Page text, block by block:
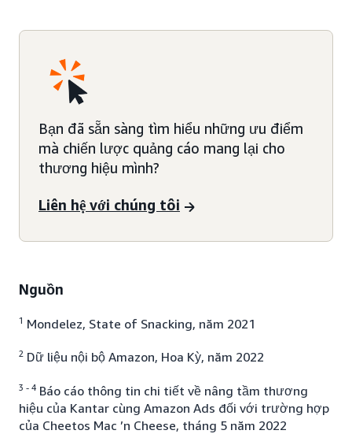
Bạn đã sẵn sàng tìm hiểu những ưu điểm
mà chiến lược quảng cáo mang lại cho
thương hiệu mình?
Liên hệ với chúng tôi
Nguồn
1 Mondelez, State of Snacking, năm 2021
2 Dữ liệu nội bộ Amazon, Hoa Kỳ, năm 2022
3 - 4 Báo cáo thông tin chi tiết về nâng tầm thương
hiệu của Kantar cùng Amazon Ads đối với trường hợp
của Cheetos Mac ’n Cheese, tháng 5 năm 2022